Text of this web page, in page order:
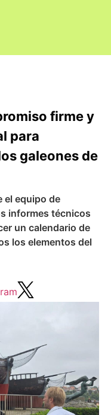
firme y
para
galeones de
el equipo de
informes técnicos
un calendario de
los elementos del